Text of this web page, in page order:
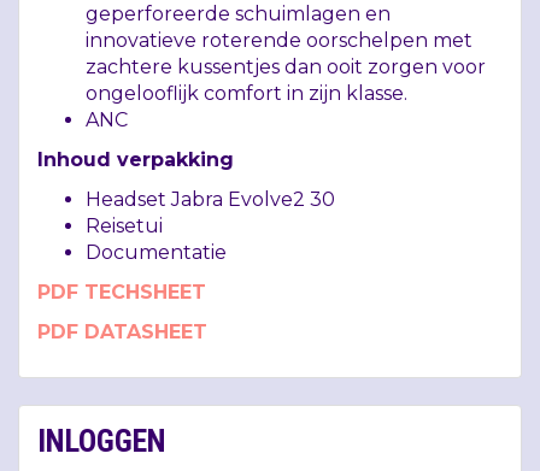
geperforeerde schuimlagen en
innovatieve roterende oorschelpen met
zachtere kussentjes dan ooit zorgen voor
ongelooflijk comfort in zijn klasse.
ANC
Inhoud verpakking
Headset Jabra Evolve2 30
Reisetui
Documentatie
PDF TECHSHEET
PDF DATASHEET
INLOGGEN